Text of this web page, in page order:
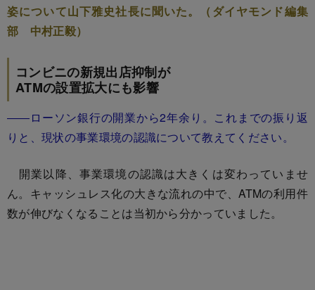
姿について山下雅史社長に聞いた。（ダイヤモンド編集
部 中村正毅）
コンビニの新規出店抑制が
ATMの設置拡大にも影響
――ローソン銀行の開業から2年余り。これまでの振り返
りと、現状の事業環境の認識について教えてください。
開業以降、事業環境の認識は大きくは変わっていませ
ん。キャッシュレス化の大きな流れの中で、ATMの利用件
数が伸びなくなることは当初から分かっていました。